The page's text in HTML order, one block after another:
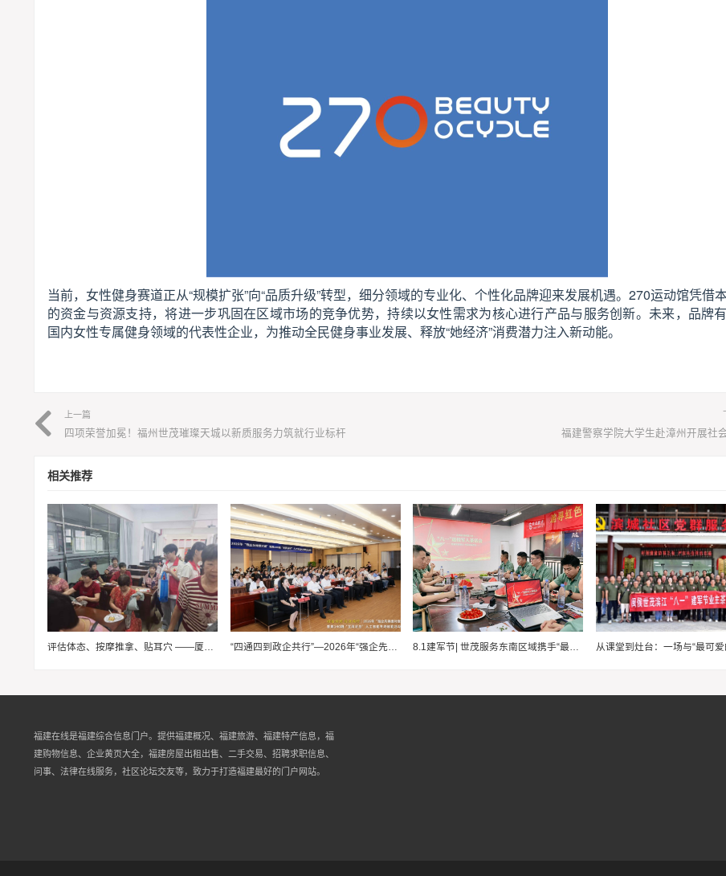
当前，女性健身赛道正从“规模扩张”向“品质升级”转型，细分领域的专业化、个性化品牌迎来发展机遇。270运动馆凭借
的资金与资源支持，将进一步巩固在区域市场的竞争优势，持续以女性需求为核心进行产品与服务创新。未来，品牌
国内女性专属健身领域的代表性企业，为推动全民健身事业发展、释放“她经济”消费潜力注入新动能。
上一篇
四项荣誉加冕！福州世茂璀璨天城以新质服务力筑就行业标杆 福建警察学院大学生赴漳州开展社
相关推荐
评估体态、按摩推拿、贴耳穴 ——厦门医学院志愿者把“康复门诊”搬进三社村 “四通四到政企共行”—2026年“强企先锋面对面”暨第140期“五凤论见”人工智能专场活动 8.1建军节| 世茂服务东南区域携手“最可爱的人”赓续红色基因
福建在线是福建综合信息门户。提供福建概况、福建旅游、福建特产信息，福
建购物信息、企业黄页大全，福建房屋出租出售、二手交易、招聘求职信息、
问事、法律在线服务，社区论坛交友等，致力于打造福建最好的门户网站。